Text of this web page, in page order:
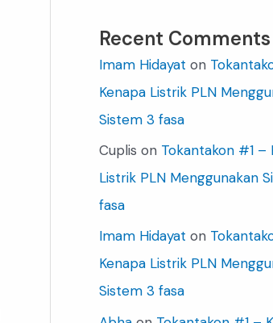
Recent Comments
Imam Hidayat on
Kenapa Listrik PLN
Sistem 3 fasa
Cuplis on Tokantakon #1 –
Listrik PLN Menggunakan
fasa
Imam Hidayat on
Kenapa Listrik PLN
Sistem 3 fasa